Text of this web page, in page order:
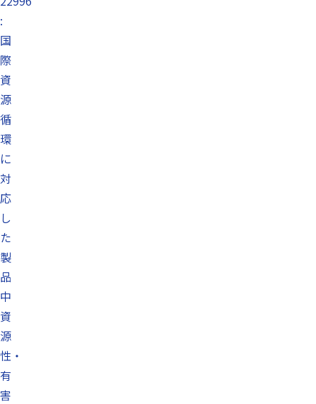
:
国
際
資
源
循
環
に
対
応
し
た
製
品
中
資
源
性・
有
害